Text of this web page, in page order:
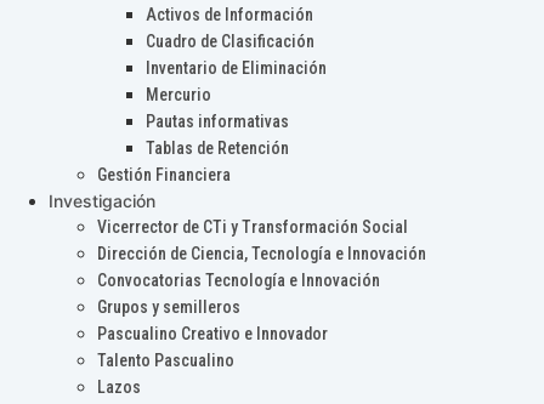
Activos de Información
Cuadro de Clasificación
Inventario de Eliminación
Mercurio
Pautas informativas
Tablas de Retención
Gestión Financiera
Investigación
Vicerrector de CTi y Transformación Social
Dirección de Ciencia, Tecnología e Innovación
Convocatorias Tecnología e Innovación
Grupos y semilleros
Pascualino Creativo e Innovador
Talento Pascualino
Lazos